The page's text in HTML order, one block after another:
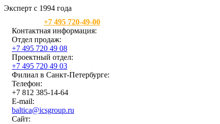
Эксперт с 1994 года
+7 495 720-49-00
Контактная информация:
Отдел продаж:
+7 495 720 49 08
Проектный отдел:
+7 495 720 49 03
Филиал в Санкт-Петербурге:
Телефон:
+7 812 385-14-64
E-mail:
baltica@icsgroup.ru
Сайт: